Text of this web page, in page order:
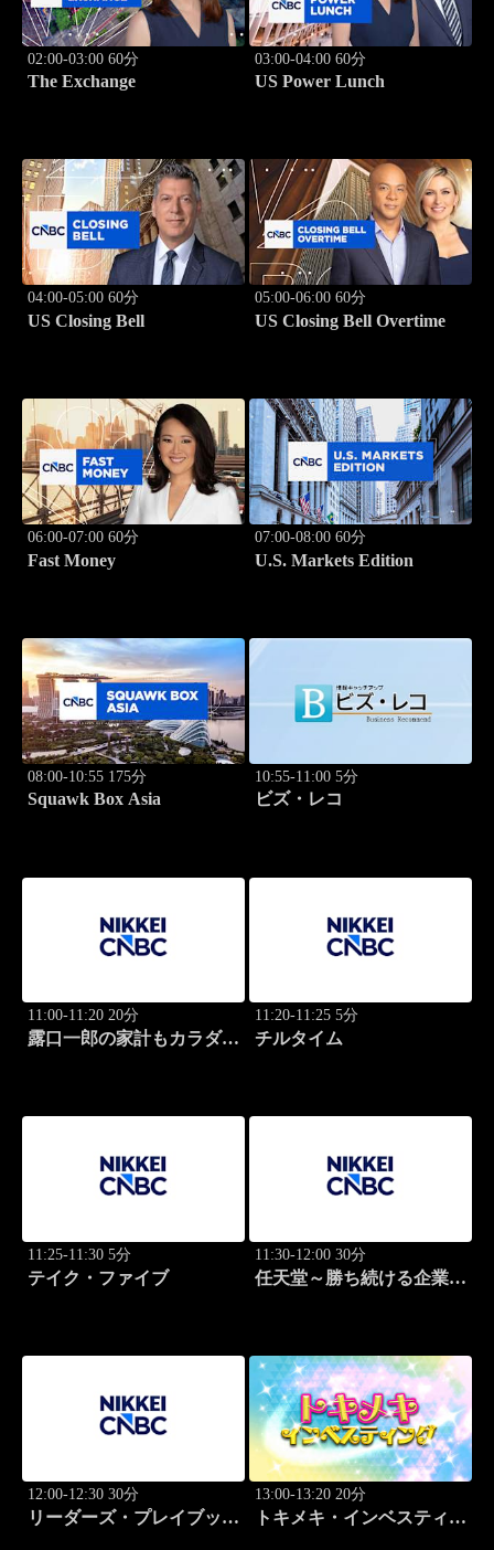
02:00-03:00 60分
The Exchange
03:00-04:00 60分
US Power Lunch
04:00-05:00 60分
US Closing Bell
05:00-06:00 60分
US Closing Bell Overtime
06:00-07:00 60分
Fast Money
07:00-08:00 60分
U.S. Markets Edition
08:00-10:55 175分
Squawk Box Asia
10:55-11:00 5分
ビズ・レコ
11:00-11:20 20分
露口一郎の家計もカラダも
11:20-11:25 5分
チルタイム
11:25-11:30 5分
テイク・ファイブ
11:30-12:00 30分
任天堂～勝ち続ける企業の
12:00-12:30 30分
リーダーズ・プレイブック
13:00-13:20 20分
トキメキ・インベスティン